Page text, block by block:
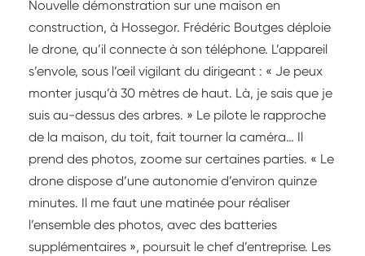
Nouvelle démonstration sur une maison en
construction, à Hossegor. Frédéric Boutges déploie
le drone, qu’il connecte à son téléphone. L’appareil
s’envole, sous l’œil vigilant du dirigeant : « Je peux
monter jusqu’à 30 mètres de haut. Là, je sais que je
suis au-dessus des arbres. » Le pilote le rapproche
de la maison, du toit, fait tourner la caméra… Il
prend des photos, zoome sur certaines parties. « Le
drone dispose d’une autonomie d’environ quinze
minutes. Il me faut une matinée pour réaliser
l’ensemble des photos, avec des batteries
supplémentaires », poursuit le chef d’entreprise. Les